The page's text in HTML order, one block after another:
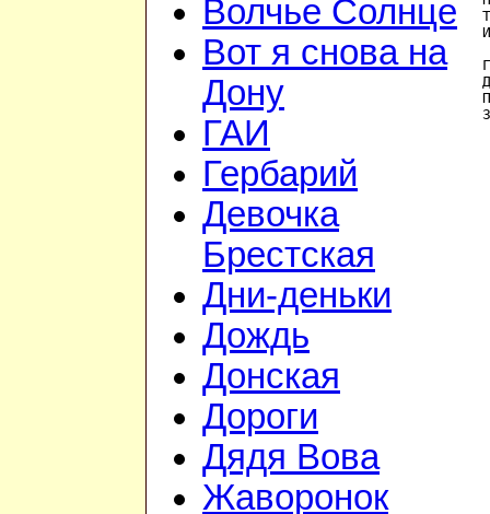
Волчье Солнце
Вот я снова на
Дону
ГАИ
Гербарий
Девочка
Брестская
Дни-деньки
Дождь
Донская
Дороги
Дядя Вова
Жаворонок